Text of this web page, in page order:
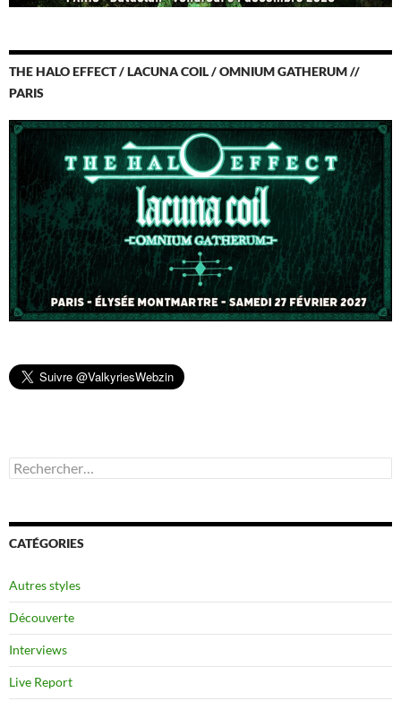
THE HALO EFFECT / LACUNA COIL / OMNIUM GATHERUM //
PARIS
Rechercher :
CATÉGORIES
Autres styles
Découverte
Interviews
Live Report